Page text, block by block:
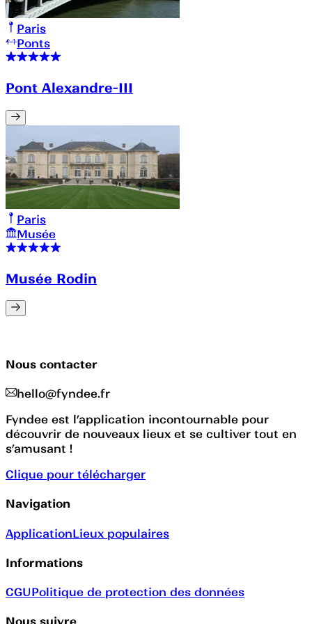
Paris
Ponts
Pont Alexandre-III
Paris
Musée
Musée Rodin
Nous contacter
hello@fyndee.fr
Fyndee est l’application incontournable pour
découvrir de nouveaux lieux et se cultiver tout en
s’amusant !
Clique pour télécharger
Navigation
ApplicationLieux populaires
Informations
CGUPolitique de protection des données